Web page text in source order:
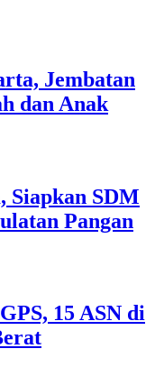
Jembatan
dan Anak
SDM
Pangan
15 ASN di